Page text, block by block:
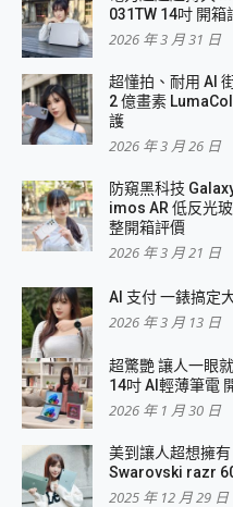
031TW 14吋 開
2026 年 3 月 31 日
超懂拍、耐用 AI
2 億畫素
護
2026 年 3 月 26 日
防窺黑科技
imos AR 低反光
整開箱評價
2026 年 3 月 21 日
AI 支付 一錶搞定
2026 年 3 月 13 日
超驚艷 讓人一眼
14吋 AI輕薄筆電
2026 年 1 月 30 日
美到讓人超想擁
Swarovski razr
2025 年 12 月 29 日